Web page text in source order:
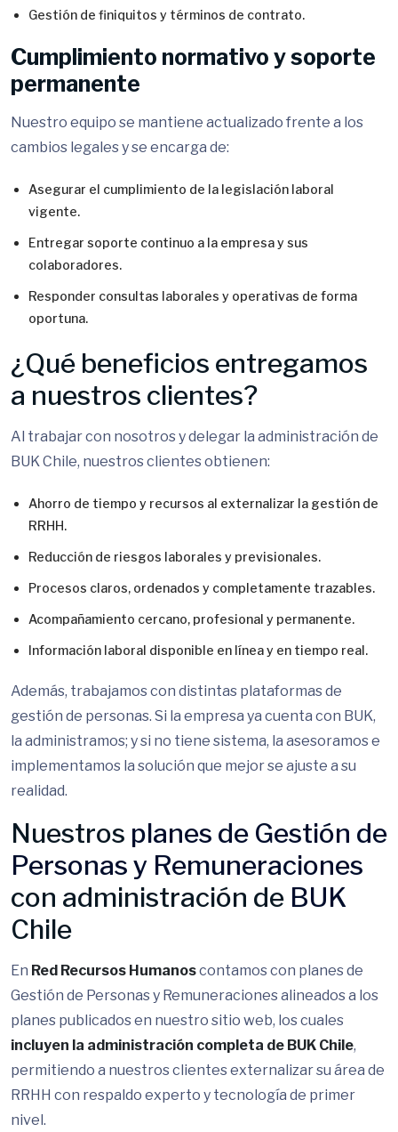
Gestión de finiquitos y términos de contrato.
Cumplimiento normativo y soporte
permanente
Nuestro equipo se mantiene actualizado frente a los
cambios legales y se encarga de:
Asegurar el cumplimiento de la legislación laboral
vigente.
Entregar soporte continuo a la empresa y sus
colaboradores.
Responder consultas laborales y operativas de forma
oportuna.
¿Qué beneficios entregamos
a nuestros clientes?
Al trabajar con nosotros y delegar la administración de
BUK Chile, nuestros clientes obtienen:
Ahorro de tiempo y recursos al externalizar la gestión de
RRHH.
Reducción de riesgos laborales y previsionales.
Procesos claros, ordenados y completamente trazables.
Acompañamiento cercano, profesional y permanente.
Información laboral disponible en línea y en tiempo real.
Además, trabajamos con distintas plataformas de
gestión de personas. Si la empresa ya cuenta con BUK,
la administramos; y si no tiene sistema, la asesoramos e
implementamos la solución que mejor se ajuste a su
realidad.
Nuestros planes de Gestión de
Personas y Remuneraciones
con administración de BUK
Chile
En Red Recursos Humanoscontamos con planes de
Gestión de Personas y Remuneraciones alineados a los
planes publicados en nuestro sitio web, los cuales
incluyen la administración completa de BUK Chile,
permitiendo a nuestros clientes externalizar su área de
RRHH con respaldo experto y tecnología de primer
nivel.